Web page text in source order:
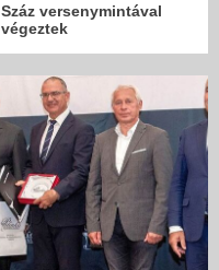
Száz versenymintával
végeztek